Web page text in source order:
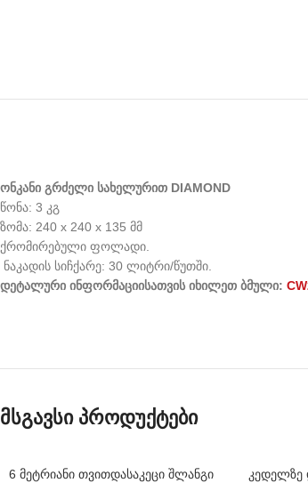
ონკანი გრძელი სახელურით DIAMOND
წონა: 3 კგ
ზომა: 240 x 240 x 135 მმ
ქრომირებული ფოლადი.
ნაკადის სიჩქარე: 30 ლიტრი/წუთში.
დეტალური ინფორმაციისათვის იხილეთ ბმული:
მსგავსი პროდუქტები
6 მეტრიანი თვითდასაკეცი შლანგი
კედელზე